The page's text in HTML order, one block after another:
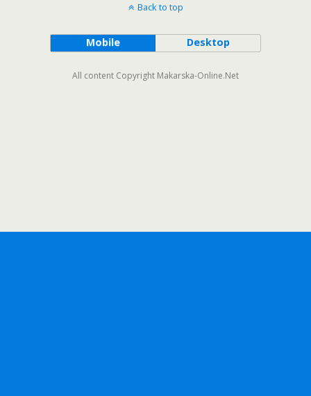
Back to top
Mobile Desktop
All content Copyright Makarska-Online.Net